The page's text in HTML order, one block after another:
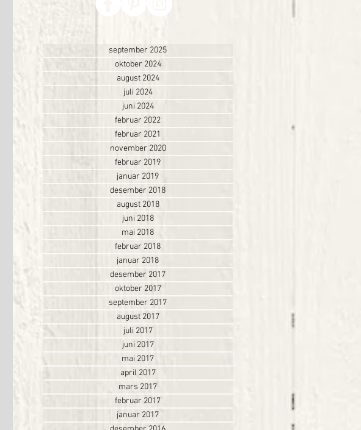
september 2025
oktober 2024
august 2024
juli 2024
juni 2024
februar 2022
februar 2021
november 2020
februar 2019
januar 2019
desember 2018
august 2018
juni 2018
mai 2018
februar 2018
januar 2018
desember 2017
oktober 2017
september 2017
august 2017
juli 2017
juni 2017
mai 2017
april 2017
mars 2017
februar 2017
januar 2017